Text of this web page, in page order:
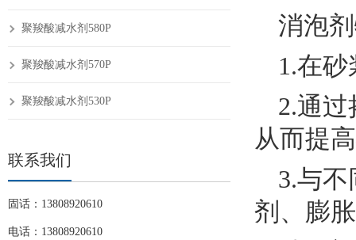
消泡
1.在
2.通
从而提
3.与
剂、膨
聚羧酸减水剂580P
聚羧酸减水剂570P
聚羧酸减水剂530P
联系我们
固话：13808920610
电话：13808920610